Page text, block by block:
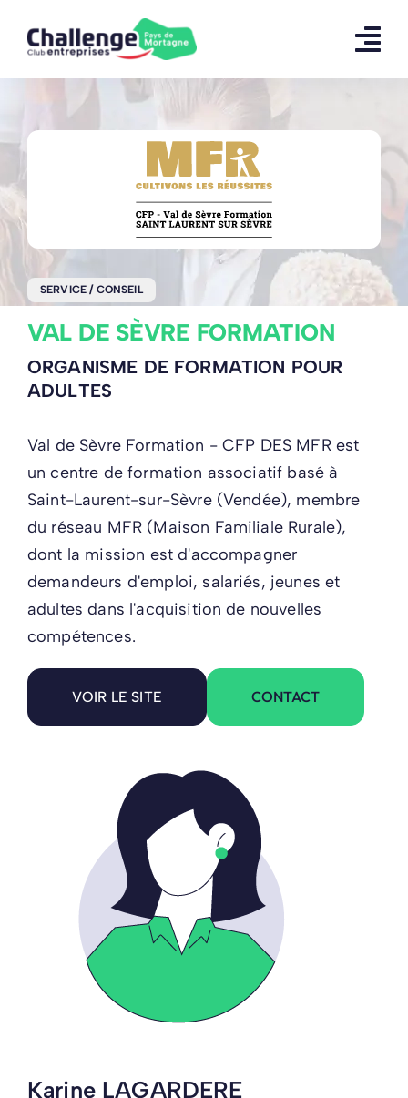
content
Karine LAGARDERE
SERVICE / CONSEIL
VAL DE SÈVRE FORMATION
ORGANISME DE FORMATION POUR
ADULTES
Val de Sèvre Formation - CFP DES MFR est
un centre de formation associatif basé à
Saint-Laurent-sur-Sèvre (Vendée), membre
du réseau MFR (Maison Familiale Rurale),
dont la mission est d'accompagner
demandeurs d'emploi, salariés, jeunes et
adultes dans l'acquisition de nouvelles
compétences.
VOIR LE SITE CONTACT